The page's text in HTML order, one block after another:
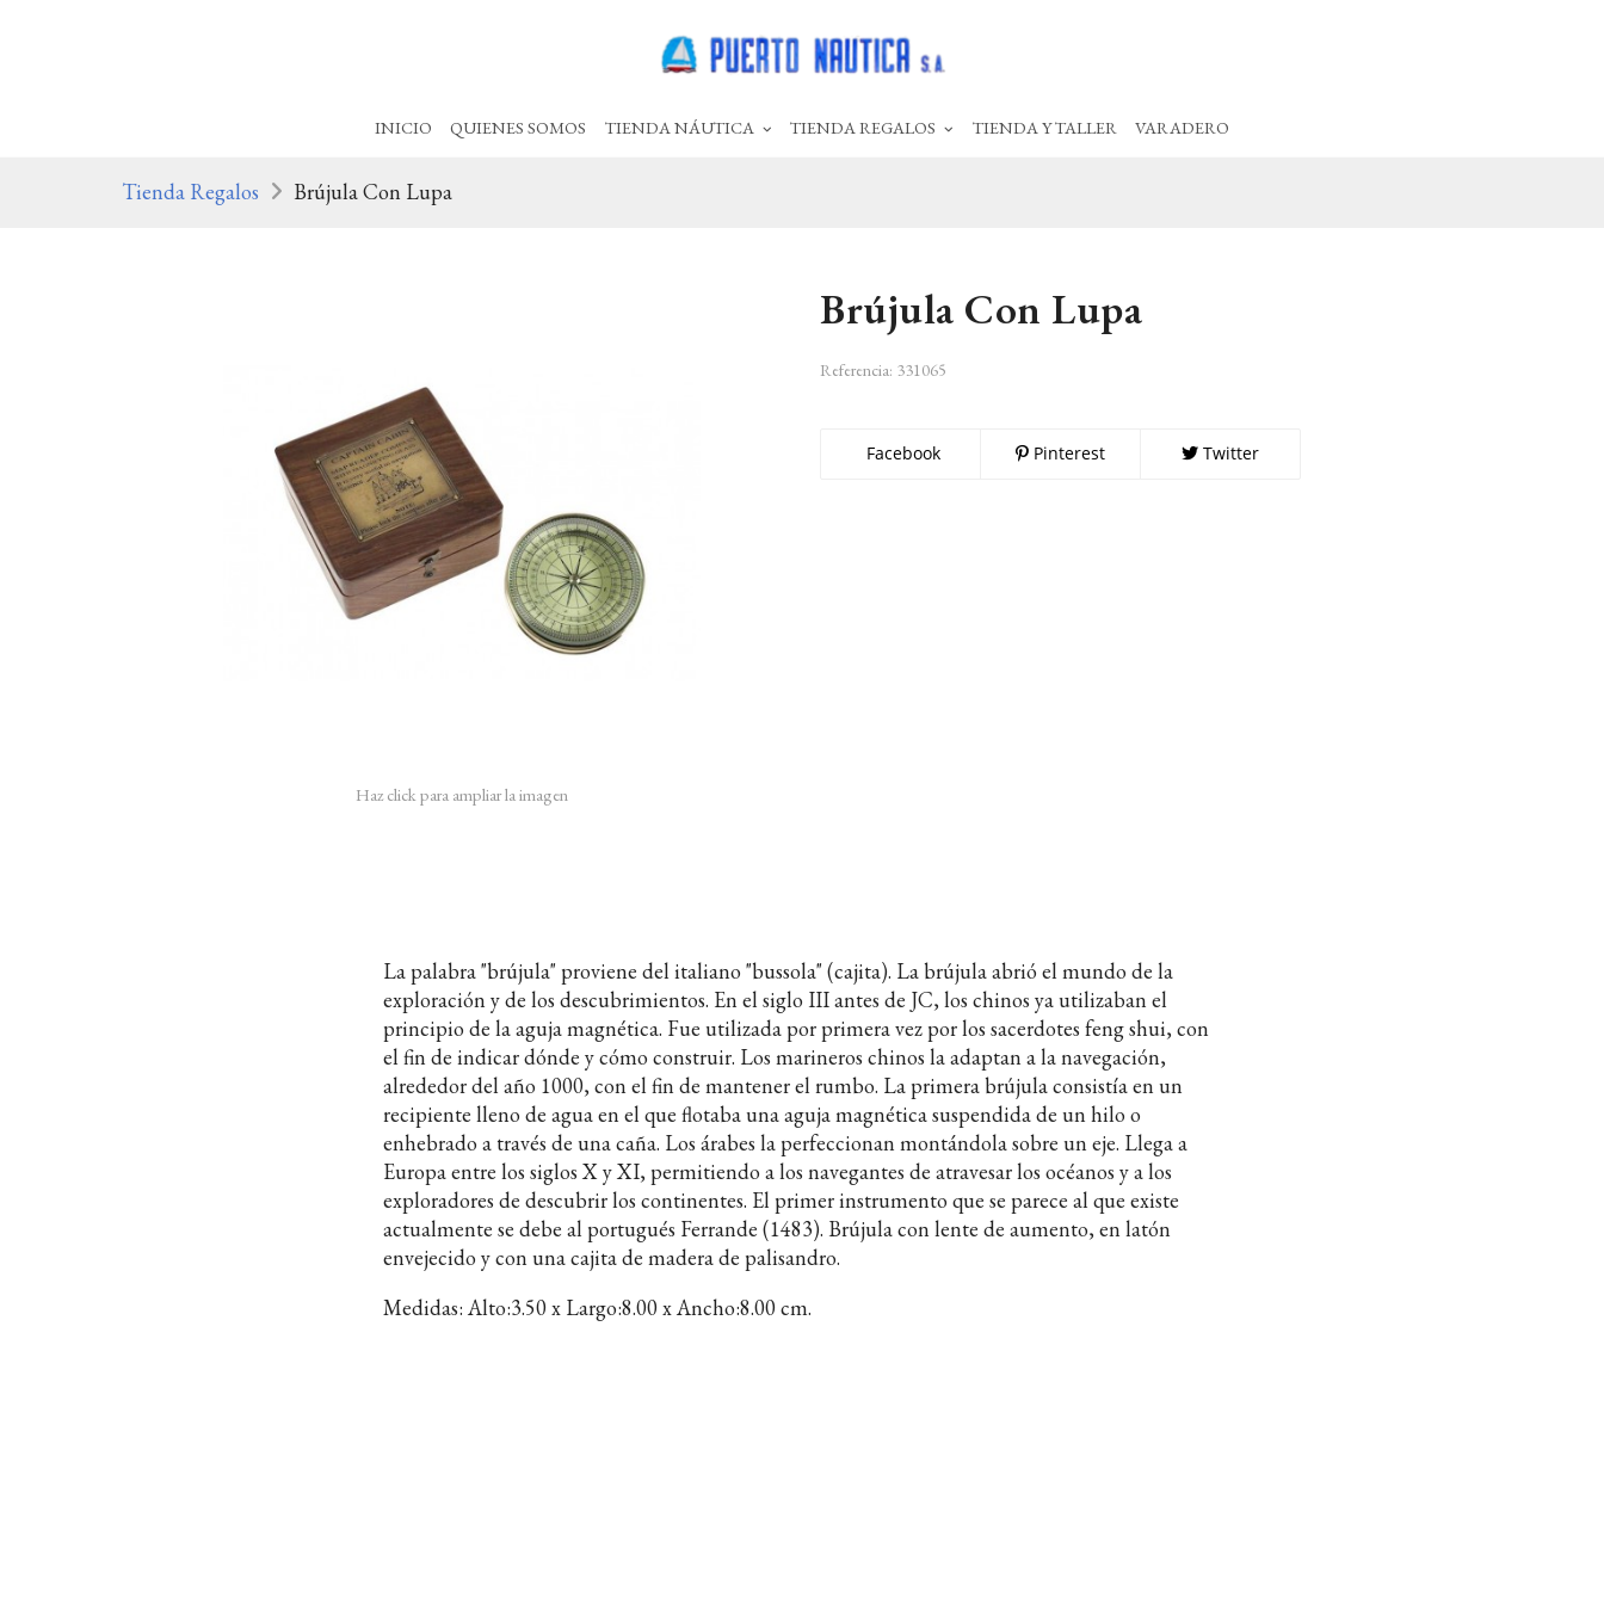
INICIO QUIENES SOMOS TIENDA NÁUTICA TIENDA REGALOS TIENDA Y TALLER VARADERO
Tienda Regalos Brújula Con Lupa
Haz click para ampliar la imagen
Brújula Con Lupa
Referencia: 331065
Facebook Pinterest Twitter
La palabra "brújula" proviene del italiano "bussola" (cajita). La brújula abrió el mundo de la
exploración y de los descubrimientos. En el siglo III antes de JC, los chinos ya utilizaban el
principio de la aguja magnética. Fue utilizada por primera vez por los sacerdotes feng shui, con
el fin de indicar dónde y cómo construir. Los marineros chinos la adaptan a la navegación,
alrededor del año 1000, con el fin de mantener el rumbo. La primera brújula consistía en un
recipiente lleno de agua en el que flotaba una aguja magnética suspendida de un hilo o
enhebrado a través de una caña. Los árabes la perfeccionan montándola sobre un eje. Llega a
Europa entre los siglos X y XI, permitiendo a los navegantes de atravesar los océanos y a los
exploradores de descubrir los continentes. El primer instrumento que se parece al que existe
actualmente se debe al portugués Ferrande (1483). Brújula con lente de aumento, en latón
envejecido y con una cajita de madera de palisandro.
Medidas: Alto:3.50 x Largo:8.00 x Ancho:8.00 cm.